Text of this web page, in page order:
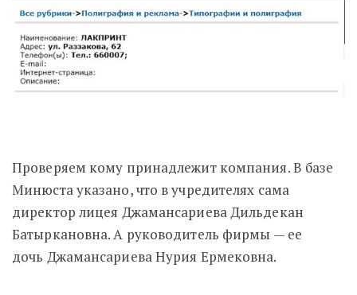
Проверяем кому принадлежит компания. В базе
Минюста указано, что в учредителях сама
директор лицея Джамансариева Дильдекан
Батыркановна. А руководитель фирмы — ее
дочь Джамансариева Нурия Ермековна.